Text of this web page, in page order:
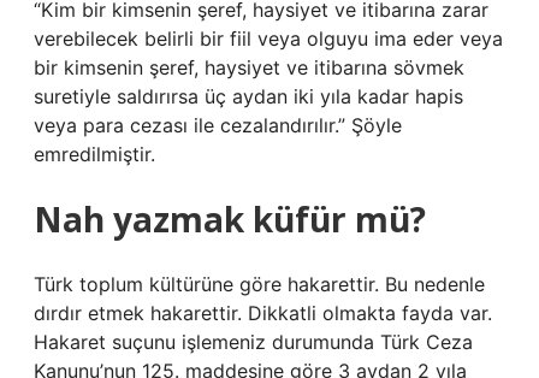
“Kim bir kimsenin şeref, haysiyet ve itibarına zarar
verebilecek belirli bir fiil veya olguyu ima eder veya
bir kimsenin şeref, haysiyet ve itibarına sövmek
suretiyle saldırırsa üç aydan iki yıla kadar hapis
veya para cezası ile cezalandırılır.” Şöyle
emredilmiştir.
Nah yazmak küfür mü?
Türk toplum kültürüne göre hakarettir. Bu nedenle
dırdır etmek hakarettir. Dikkatli olmakta fayda var.
Hakaret suçunu işlemeniz durumunda Türk Ceza
Kanunu’nun 125. maddesine göre 3 aydan 2 yıla